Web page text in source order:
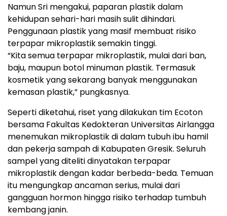
Namun Sri mengakui, paparan plastik dalam
kehidupan sehari-hari masih sulit dihindari.
Penggunaan plastik yang masif membuat risiko
terpapar mikroplastik semakin tinggi.
“Kita semua terpapar mikroplastik, mulai dari ban,
baju, maupun botol minuman plastik. Termasuk
kosmetik yang sekarang banyak menggunakan
kemasan plastik,” pungkasnya.
Seperti diketahui, riset yang dilakukan tim Ecoton
bersama Fakultas Kedokteran Universitas Airlangga
menemukan mikroplastik di dalam tubuh ibu hamil
dan pekerja sampah di Kabupaten Gresik. Seluruh
sampel yang diteliti dinyatakan terpapar
mikroplastik dengan kadar berbeda-beda. Temuan
itu mengungkap ancaman serius, mulai dari
gangguan hormon hingga risiko terhadap tumbuh
kembang janin.